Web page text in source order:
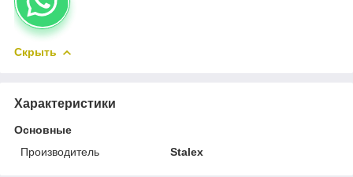
Скрыть
Характеристики
Основные
Производитель
Stalex